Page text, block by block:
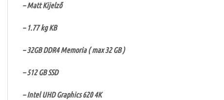
– Matt Kijelző
– 1.77 kg KB
– 32GB DDR4 Memoria ( max 32 GB )
– 512 GB SSD
– Intel UHD Graphics 620 4K